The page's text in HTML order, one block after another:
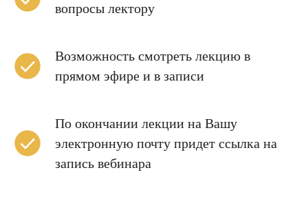
вопросы лектору
Возможность смотреть лекцию в
прямом эфире и в записи
По окончании лекции на Вашу
электронную почту придет ссылка на
запись вебинара